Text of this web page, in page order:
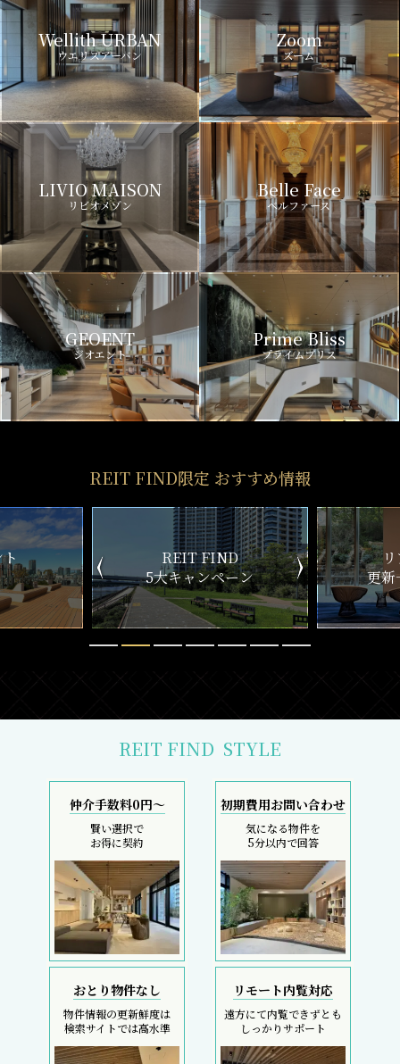
Wellith URBAN
ウエリスアーバン
Zoom
ズーム
LIVIO MAISON
リビオメゾン
Belle Face
ベルファース
GEOENT
ジオエント
Prime Bliss
プライムブリス
REIT FIND限定 おすすめ情報
ン
リアルタイム
更新一覧チェック
新
REIT FIND STYLE
仲介手数料0円～
賢い選択で
お得に契約
初期費用お問い合わせ
気になる物件を
5分以内で回答
おとり物件なし
物件情報の更新鮮度は
検索サイトでは高水準
リモート内覧対応
遠方にて内覧できずとも
しっかりサポート